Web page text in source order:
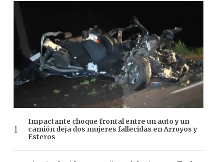
Impactante choque frontal entre un auto y un
camión deja dos mujeres fallecidas en Arroyos y
Esteros